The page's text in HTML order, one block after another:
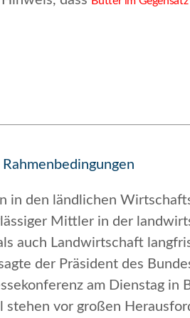
in den ländlichen
Mittler in der
auch Landwirtschaft
der Präsident des
am Dienstag in
vor großen